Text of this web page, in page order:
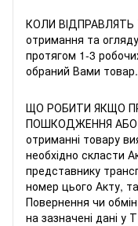
КОЛИ ВІДПРАВЛЯТЬ
отримання та
протягом 1-3
обраний Вами товар.
ЩО РОБИТИ ЯКЩО
ПОШКОДЖЕННЯ АБО
отриманні товару
необхідно скласти
представнику
номер цього Акту,
Повернення чи
на зазначені дані у